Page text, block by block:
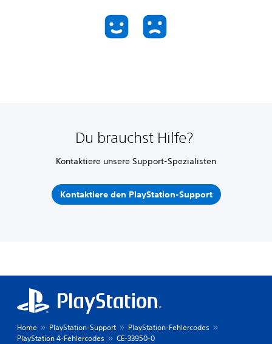
Du brauchst Hilfe?
Kontaktiere unsere Support-Spezialisten
Kontaktiere den PlayStation-Support
Home PlayStation-Support
PlayStation-Fehlercodes
PlayStation 4-Fehlercodes
CE-33950-0